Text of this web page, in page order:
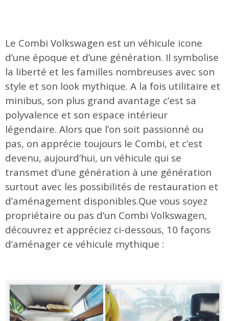
Le Combi Volkswagen est un véhicule icone
d’une époque et d’une génération. Il symbolise
la liberté et les familles nombreuses avec son
style et son look mythique. A la fois utilitaire et
minibus, son plus grand avantage c’est sa
polyvalence et son espace intérieur
légendaire. Alors que l’on soit passionné ou
pas, on apprécie toujours le Combi, et c’est
devenu, aujourd’hui, un véhicule qui se
transmet d’une génération à une génération
surtout avec les possibilités de restauration et
d’aménagement disponibles.Que vous soyez
propriétaire ou pas d’un Combi Volkswagen,
découvrez et appréciez ci-dessous, 10 façons
d’aménager ce véhicule mythique :